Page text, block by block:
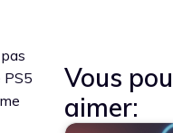
PS5
Vous
aimer: